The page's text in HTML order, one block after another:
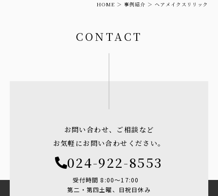
HOME 事例紹介 ヘアメイクスリリック
CONTACT
お問い合わせ、ご相談など
お気軽にお問い合わせください。
024-922-8553
受付時間 8:00〜17:00
第二・第四土曜、日祝日休み